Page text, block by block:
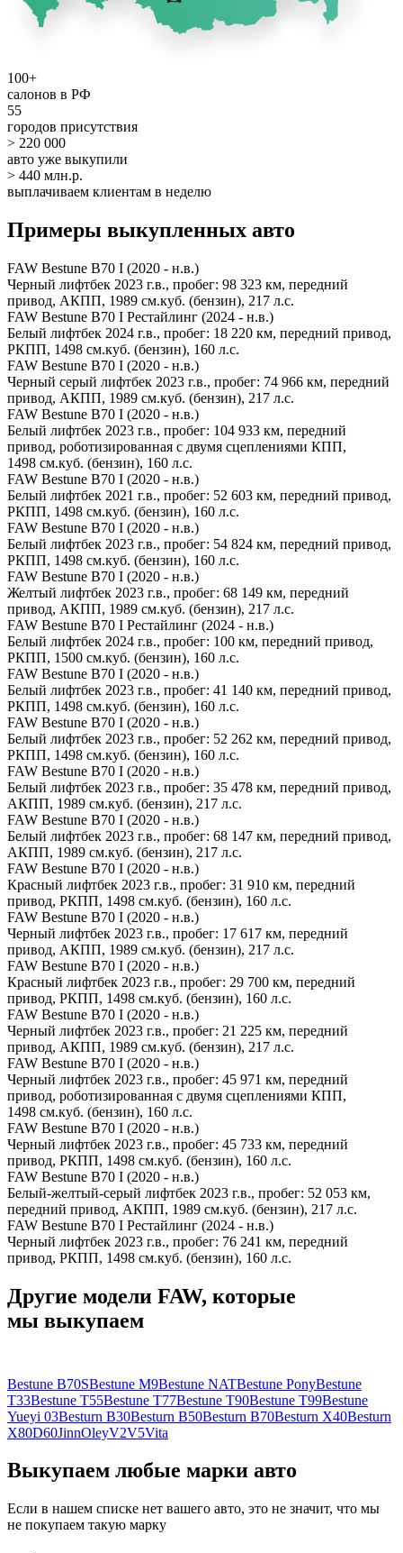
100+
салонов в РФ
55
городов присутствия
> 220 000
авто уже выкупили
> 440 млн.р.
выплачиваем клиентам в неделю
Примеры выкупленных авто
FAW Bestune B70 I (2020 - н.в.)
Черный лифтбек 2023 г.в., пробег: 98 323 км, передний
привод, АКПП, 1989 см.куб. (бензин), 217 л.с.
FAW Bestune B70 I Рестайлинг (2024 - н.в.)
Белый лифтбек 2024 г.в., пробег: 18 220 км, передний привод,
РКПП, 1498 см.куб. (бензин), 160 л.с.
FAW Bestune B70 I (2020 - н.в.)
Черный серый лифтбек 2023 г.в., пробег: 74 966 км, передний
привод, АКПП, 1989 см.куб. (бензин), 217 л.с.
FAW Bestune B70 I (2020 - н.в.)
Белый лифтбек 2023 г.в., пробег: 104 933 км, передний
привод, роботизированная с двумя сцеплениями КПП,
1498 см.куб. (бензин), 160 л.с.
FAW Bestune B70 I (2020 - н.в.)
Белый лифтбек 2021 г.в., пробег: 52 603 км, передний привод,
РКПП, 1498 см.куб. (бензин), 160 л.с.
FAW Bestune B70 I (2020 - н.в.)
Белый лифтбек 2023 г.в., пробег: 54 824 км, передний привод,
РКПП, 1498 см.куб. (бензин), 160 л.с.
FAW Bestune B70 I (2020 - н.в.)
Желтый лифтбек 2023 г.в., пробег: 68 149 км, передний
привод, АКПП, 1989 см.куб. (бензин), 217 л.с.
FAW Bestune B70 I Рестайлинг (2024 - н.в.)
Белый лифтбек 2024 г.в., пробег: 100 км, передний привод,
РКПП, 1500 см.куб. (бензин), 160 л.с.
FAW Bestune B70 I (2020 - н.в.)
Белый лифтбек 2023 г.в., пробег: 41 140 км, передний привод,
РКПП, 1498 см.куб. (бензин), 160 л.с.
FAW Bestune B70 I (2020 - н.в.)
Белый лифтбек 2023 г.в., пробег: 52 262 км, передний привод,
РКПП, 1498 см.куб. (бензин), 160 л.с.
FAW Bestune B70 I (2020 - н.в.)
Белый лифтбек 2023 г.в., пробег: 35 478 км, передний привод,
АКПП, 1989 см.куб. (бензин), 217 л.с.
FAW Bestune B70 I (2020 - н.в.)
Белый лифтбек 2023 г.в., пробег: 68 147 км, передний привод,
АКПП, 1989 см.куб. (бензин), 217 л.с.
FAW Bestune B70 I (2020 - н.в.)
Красный лифтбек 2023 г.в., пробег: 31 910 км, передний
привод, РКПП, 1498 см.куб. (бензин), 160 л.с.
FAW Bestune B70 I (2020 - н.в.)
Черный лифтбек 2023 г.в., пробег: 17 617 км, передний
привод, АКПП, 1989 см.куб. (бензин), 217 л.с.
FAW Bestune B70 I (2020 - н.в.)
Красный лифтбек 2023 г.в., пробег: 29 700 км, передний
привод, РКПП, 1498 см.куб. (бензин), 160 л.с.
FAW Bestune B70 I (2020 - н.в.)
Черный лифтбек 2023 г.в., пробег: 21 225 км, передний
привод, АКПП, 1989 см.куб. (бензин), 217 л.с.
FAW Bestune B70 I (2020 - н.в.)
Черный лифтбек 2023 г.в., пробег: 45 971 км, передний
привод, роботизированная с двумя сцеплениями КПП,
1498 см.куб. (бензин), 160 л.с.
FAW Bestune B70 I (2020 - н.в.)
Черный лифтбек 2023 г.в., пробег: 45 733 км, передний
привод, РКПП, 1498 см.куб. (бензин), 160 л.с.
FAW Bestune B70 I (2020 - н.в.)
Белый-желтый-серый лифтбек 2023 г.в., пробег: 52 053 км,
передний привод, АКПП, 1989 см.куб. (бензин), 217 л.с.
FAW Bestune B70 I Рестайлинг (2024 - н.в.)
Черный лифтбек 2023 г.в., пробег: 76 241 км, передний
привод, РКПП, 1498 см.куб. (бензин), 160 л.с.
Другие модели FAW, которые
мы выкупаем
Bestune B70SBestune M9Bestune NATBestune PonyBestune
T33Bestune T55Bestune T77Bestune T90Bestune T99Bestune
Yueyi 03Besturn B30Besturn B50Besturn B70Besturn X40Besturn
X80D60JinnOleyV2V5Vita
Выкупаем любые марки авто
Если в нашем списке нет вашего авто, это не значит, что мы
не покупаем такую марку